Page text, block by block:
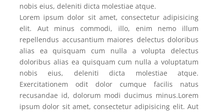
nobis eius, deleniti dicta molestiae atque.
Lorem ipsum dolor sit amet, consectetur adipisicing
elit. Aut minus commodi, illo, enim nemo illum
repellendus accusantium maiores delectus doloribus
alias ea quisquam cum nulla a volupta delectus
doloribus alias ea quisquam cum nulla a voluptatum
nobis eius, deleniti dicta molestiae atque.
Exercitationem odit dolor cumque facilis natus
recusandae id, dolorum modi ducimus minus.Lorem
ipsum dolor sit amet, consectetur adipisicing elit. Aut